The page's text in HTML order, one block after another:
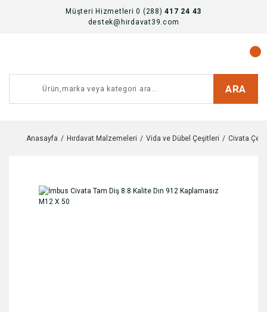
Müşteri Hizmetleri 0 (288)417 24 43
destek@hirdavat39.com
ARA
Anasayfa Hırdavat Malzemeleri Vida ve Dübel Çeşitleri Civata